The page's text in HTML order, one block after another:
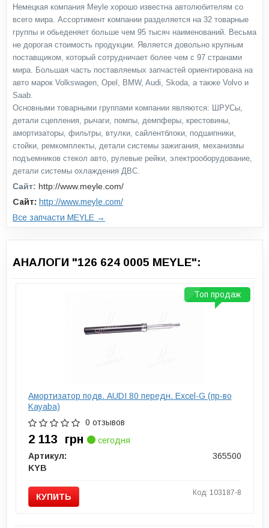
Немецкая компания Meyle хорошо известна автолюбителям со
всего мира. Ассортимент компании разделяется на 32 товарные
группы и обьеденяет больше чем 95 тысяч наименований. Весьма
не дорогая стоимость продукции. Является довольно крупным
поставщиком, который сотрудничает более чем с 97 странами
мира. Большая часть поставляемых запчастей ориентирована на
авто марок Volkswagen, Opel, BMW, Audi, Skoda, а также Volvo и
Saab.
Основными товарными группами компании являются: ШРУСы,
детали сцепления, рычаги, помпы, демпферы, крестовины,
амортизаторы, фильтры, втулки, сайлентблоки, подшипники,
стойки, ремкомплекты, детали системы зажигания, механизмы
подъемников стекол авто, рулевые рейки, электрооборудование,
детали системы охлаждения ДВС.
Сайт: http://www.meyle.com/
Сайт: http://www.meyle.com/
Все запчасти MEYLE →
АНАЛОГИ "126 624 0005 MEYLE":
Амортизатор подв. AUDI 80 передн. Excel-G (пр-во
Kayaba)
0 отзывов
2 113 грн
сегодня
Артикул:
365500
KYB
КУПИТЬ Код: 103187-8
Топ продаж